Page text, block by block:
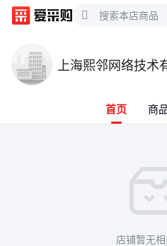
上海熙邻网络技术
首页 商
店铺暂无